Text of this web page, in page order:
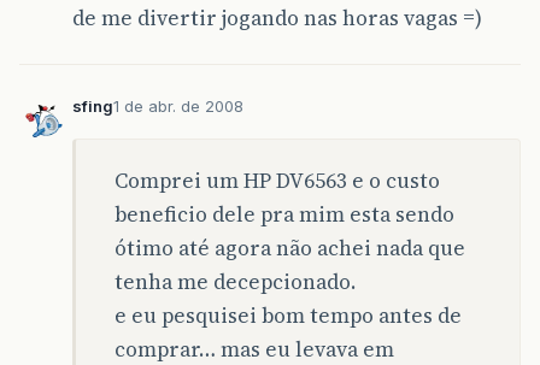
de me divertir jogando nas horas vagas =)
sfing1 de abr. de 2008
Comprei um HP DV6563 e o custo
beneficio dele pra mim esta sendo
ótimo até agora não achei nada que
tenha me decepcionado.
e eu pesquisei bom tempo antes de
comprar… mas eu levava em